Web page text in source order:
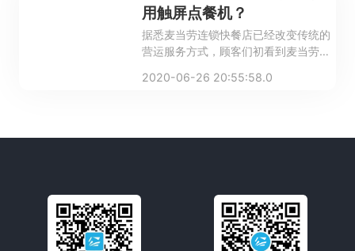
用触屏点餐机？
据悉麦当劳连锁快餐店已经改变传统的
营运服务方式，顾客们初看到麦当劳使
麦当劳连锁快餐店为什么改用触屏点餐
2020-06-26 20:55:58.0